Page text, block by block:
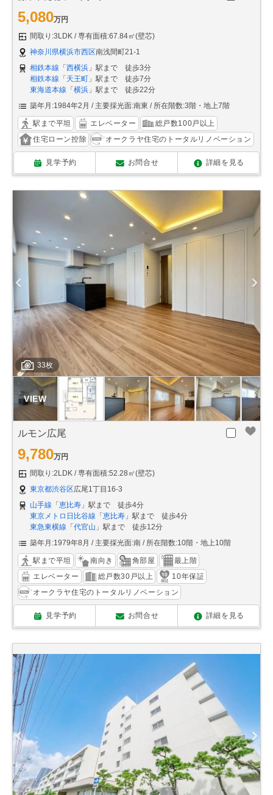
5,080万円
間取り:3LDK
専有面積:67.84㎡(壁芯)
神奈川県横浜市西区南浅間町21-1
相鉄本線 「 西横浜 」駅まで 徒歩3分
相鉄本線 「 天王町 」駅まで 徒歩7分
東海道本線 「 横浜 」駅まで 徒歩22分
築年月:1984年2月
主要採光面:南東 所在階数:3階・地上7階
駅まで平坦 エレベーター
総戸数100戸以上
住宅ローン控除
オークラヤ住宅のトータルリノベーション
見学予約 お問合せ 詳細を見る
33枚
ルモン広尾
9,780万円
間取り:2LDK
専有面積:52.28㎡(壁芯)
東京都渋谷区広尾1丁目16-3
山手線 「 恵比寿 」駅まで 徒歩4分
東京メトロ日比谷線 「 恵比寿 」駅まで 徒歩4分
東急東横線 「 代官山 」駅まで 徒歩12分
築年月:1979年8月
主要採光面:南 所在階数:10階・地上10階
駅まで平坦 南向き 角部屋
最上階
エレベーター
総戸数30戸以上
10年保証
オークラヤ住宅のトータルリノベーション
見学予約 お問合せ 詳細を見る